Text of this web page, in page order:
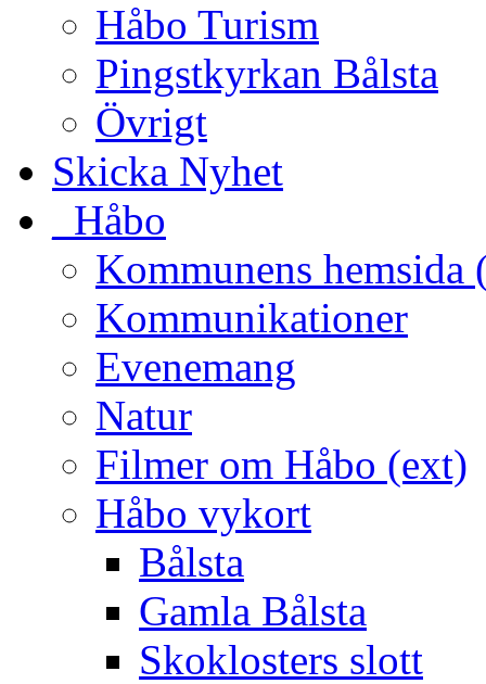
Håbo Turism
Pingstkyrkan Bålsta
Övrigt
Skicka Nyhet
_Håbo
Kommunens hemsida
Kommunikationer
Evenemang
Natur
Filmer om Håbo (ext)
Håbo vykort
Bålsta
Gamla Bålsta
Skoklosters slott